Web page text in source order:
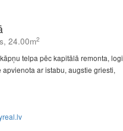
24.00m2
telpa pēc kapitālā remonta, logi
ar istabu, augstie griesti,